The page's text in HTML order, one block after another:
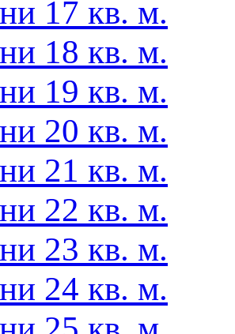
17 кв. м.
18 кв. м.
19 кв. м.
20 кв. м.
21 кв. м.
22 кв. м.
23 кв. м.
24 кв. м.